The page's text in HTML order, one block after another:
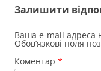
Залишити
Ваша e-mail адреса
Обов’язкові поля
Коментар *